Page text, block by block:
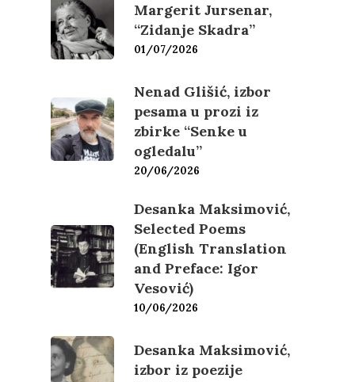
Margerit Jursenar,
“Zidanje Skadra”
01/07/2026
Nenad Glišić, izbor
pesama u prozi iz
zbirke “Senke u
ogledalu”
20/06/2026
Desanka Maksimović,
Selected Poems
(English Translation
and Preface: Igor
Vesović)
10/06/2026
Desanka Maksimović,
izbor iz poezije